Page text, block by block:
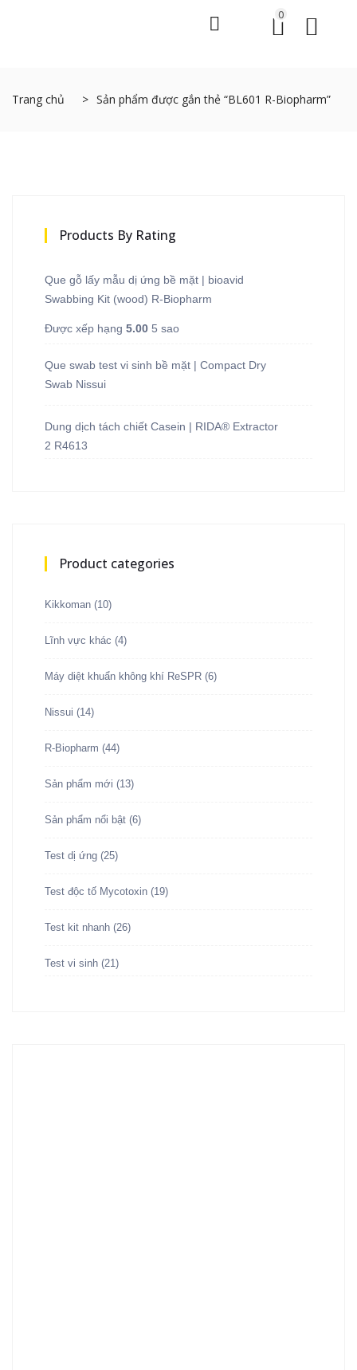
0
Trang chủ Sản phẩm được gắn thẻ “BL601 R-Biopharm”
Products By Rating
Que gỗ lấy mẫu dị ứng bề mặt | bioavid
Swabbing Kit (wood) R-Biopharm
Được xếp hạng 5.00 5 sao
Que swab test vi sinh bề mặt | Compact Dry
Swab Nissui
Dung dịch tách chiết Casein | RIDA® Extractor
2 R4613
Product categories
Kikkoman (10)
Lĩnh vực khác (4)
Máy diệt khuẩn không khí ReSPR (6)
Nissui (14)
R-Biopharm (44)
Sản phẩm mới (13)
Sản phẩm nổi bật (6)
Test dị ứng (25)
Test độc tố Mycotoxin (19)
Test kit nhanh (26)
Test vi sinh (21)